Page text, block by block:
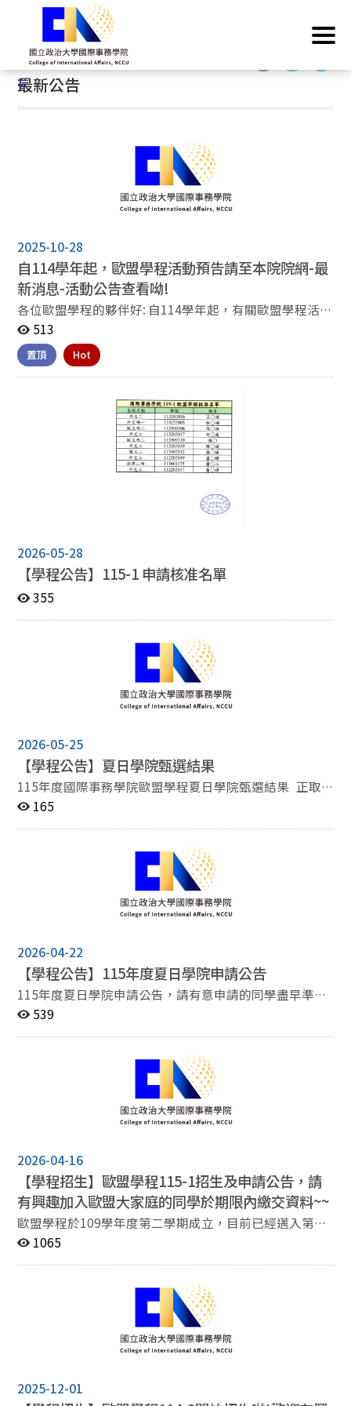
要
內
首頁/歐盟學分學程
:::
最新公告
2025-10-28
自114學年起，歐盟學程活動預告請至本院院網-最
新消息-活動公告查看呦!
各位歐盟學程的夥伴好: 自114學年起，有關歐盟學程活動
預告請至本院院網-最新消息-活動公告查看呦! 連
結: https://ocia.nccu.edu.tw/PageDoc?fid=2086
513
置頂 Hot
2026-05-28
【學程公告】115-1 申請核准名單
355
2026-05-25
【學程公告】夏日學院甄選結果
115年度國際事務學院歐盟學程夏日學院甄選結果 正取
一: 外交碩一 鄭O霖 正取二: 外交三 李O儀 恭喜以上同
165
2026-04-22
【學程公告】115年度夏日學院申請公告
115年度夏日學院申請公告，請有意申請的同學盡早準備!
本次夏日學院地點: 捷克查理士大學(Charles University)
6月22日至115年6月26日 課程主題預計包括(確切主題以
務、戰略、混合干預、AUKUS等） 歐盟與其他區域關係
地緣政治背景下的俄烏戰爭 領土政治與移民 俄烏戰爭對
會後至115年5月22日中午12:00前 名額: 1-3 名 (僅限本學
程同學申請，且需修習過歐盟學程課程以及參與活動) 需
繳交資料(請送紙本，電子檔同步寄送助教信箱): 歐盟學程
移地學習計畫申請表 英文成績單乙份 在學證明乙份 護照
影本乙份 自傳乙份 (格式不拘，含說明曾經參加過的本學
程課程、活動等等，若為剛加入之同學，請說明未來修課
及活動參與規劃) 讀書計畫乙份 英文能力檢定證書 參與夏
日學院的同學回國後需繳交簡單的心得報告!
539
2026-04-16
【學程招生】歐盟學程115-1招生及申請公告，請
有興趣加入歐盟大家庭的同學於期限內繳交資料~~
歐盟學程於109學年度第二學期成立，目前已經邁入第三
個年頭囉。 學程師資來自國際事務學院、法學院、商學
利時布魯塞爾自由大學、波蘭華沙大學、捷克查理士大
學、德國柏林自由大學、法國巴黎政治學院及荷蘭馬斯垂
克等大學簽訂合作合約(例如夏日學院、學生交換等)。
115-1 歐盟學程招生即將開跑，歡迎先來聆聽招生暨夏日
介: https://ocia.nccu.edu.tw/PageDoc/Detail?
1065
2025-12-01